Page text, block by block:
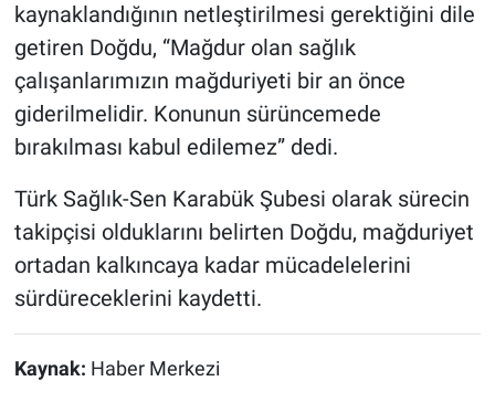
kaynaklandığının netleştirilmesi gerektiğini dile
getiren Doğdu, “Mağdur olan sağlık
çalışanlarımızın mağduriyeti bir an önce
giderilmelidir. Konunun sürüncemede
bırakılması kabul edilemez” dedi.
Türk Sağlık-Sen Karabük Şubesi olarak sürecin
takipçisi olduklarını belirten Doğdu, mağduriyet
ortadan kalkıncaya kadar mücadelelerini
sürdüreceklerini kaydetti.
Kaynak: Haber Merkezi